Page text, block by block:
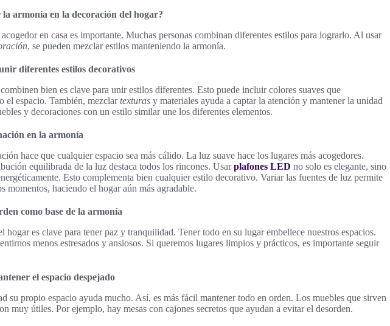
armonía en la decoración del hogar?
en casa es importante. Muchas personas combinan diferentes estilos para lograrlo. Al usar
, se pueden mezclar estilos manteniendo la armonía.
diferentes estilos decorativos
bien es clave para unir estilos diferentes. Esto puede incluir colores suaves que
el espacio. También, mezclartexturas y materiales ayuda a captar la atención y mantener la unidad
y decoraciones con un estilo similar une los diferentes elementos.
en la armonía
hace que cualquier espacio sea más cálido. La luz suave hace los lugares más acogedores.
equilibrada de la luz destaca todos los rincones. Usarplafones LED no solo es elegante, sino
Esto complementa bien cualquier estilo decorativo. Variar las fuentes de luz permite
momentos, haciendo el hogar aún más agradable.
como base de la armonía
hogar es clave para tener paz y tranquilidad. Tener todo en su lugar embellece nuestros espacios.
menos estresados y ansiosos. Si queremos lugares limpios y prácticos, es importante seguir
el espacio despejado
su propio espacio ayuda mucho. Así, es más fácil mantener todo en orden. Los muebles que sirven
muy útiles. Por ejemplo, hay mesas con cajones secretos que ayudan a evitar el desorden.